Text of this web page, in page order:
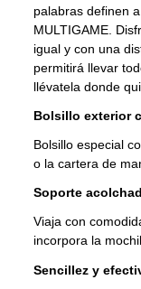
palabras definen
MULTIGAME.
igual y con una
permitirá llevar
llévatela donde
Bolsillo exterior
Bolsillo especial
o la cartera de
Soporte
Viaja con
incorpora la
Sencillez y